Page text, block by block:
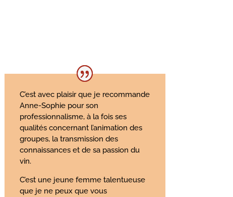
C’est avec plaisir que je recommande
Anne-Sophie pour son
professionnalisme, à la fois ses
qualités concernant l’animation des
groupes, la transmission des
connaissances et de sa passion du
vin.
C’est une jeune femme talentueuse
que je ne peux que vous